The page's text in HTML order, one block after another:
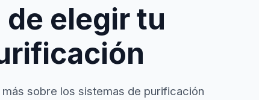
elegir tu
sobre los sistemas de purificación